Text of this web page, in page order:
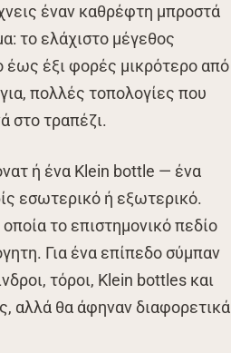
έναν καθρέφτη μπροστά
το ελάχιστο μέγεθος
έως έξι φορές μικρότερο από
πολλές τοπολογίες που
στο τραπέζι.
ή ένα Klein bottle — ένα
εσωτερικό ή εξωτερικό.
το επιστημονικό πεδίο
Για ένα επίπεδο σύμπαν
τόροι, Klein bottles και
αλλά θα άφηναν διαφορετικά